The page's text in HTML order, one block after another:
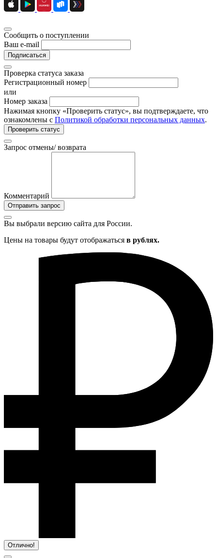
Сообщить о поступлении
Ваш e-mail
Подписаться
Проверка статуса заказа
Регистрационный номер
или
Номер заказа
Нажимая кнопку «Проверить статус», вы подтверждаете, что
ознакомлены с Политикой обработки персональных данных.
Проверить статус
Запрос отмены/ возврата
Комментарий
Отправить запрос
Вы выбрали версию сайта для России.
Цены на товары будут отображаться в рублях.
Отлично!